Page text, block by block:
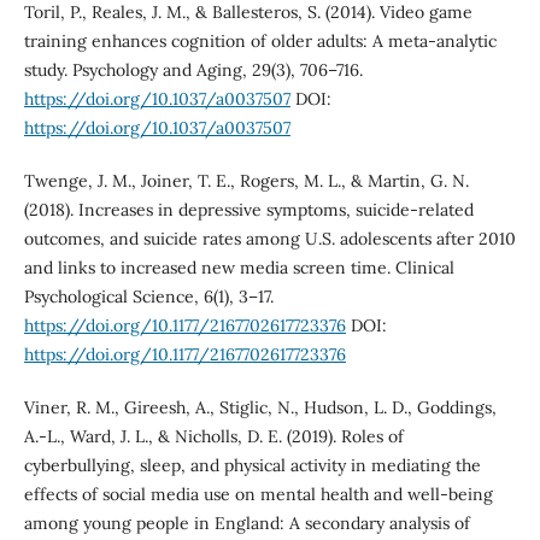
Toril, P., Reales, J. M., & Ballesteros, S. (2014). Video game
training enhances cognition of older adults: A meta-analytic
study. Psychology and Aging, 29(3), 706–716.
https://doi.org/10.1037/a0037507DOI:
https://doi.org/10.1037/a0037507
Twenge, J. M., Joiner, T. E., Rogers, M. L., & Martin, G. N.
(2018). Increases in depressive symptoms, suicide-related
outcomes, and suicide rates among U.S. adolescents after 2010
and links to increased new media screen time. Clinical
Psychological Science, 6(1), 3–17.
https://doi.org/10.1177/2167702617723376DOI:
https://doi.org/10.1177/2167702617723376
Viner, R. M., Gireesh, A., Stiglic, N., Hudson, L. D., Goddings,
A.-L., Ward, J. L., & Nicholls, D. E. (2019). Roles of
cyberbullying, sleep, and physical activity in mediating the
effects of social media use on mental health and well-being
among young people in England: A secondary analysis of